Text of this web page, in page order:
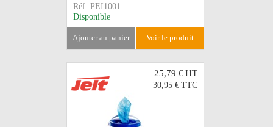
Réf: PEI1001
Disponible
ajouter au panier voir le produit
25,79 €HT
30,95 € TTC